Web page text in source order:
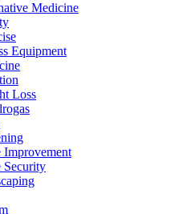
Medicine
Equipment
Loss
Security